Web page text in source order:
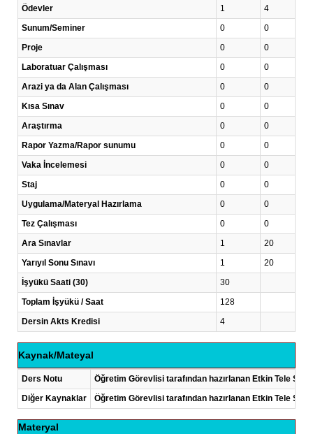
Ödevler
1 4
Sunum/Seminer
0 0
Proje
0 0
Laboratuar Çalışması
0 0
Arazi ya da Alan Çalışması
0 0
Kısa Sınav
0 0
Araştırma
0 0
Rapor Yazma/Rapor sunumu
0 0
Vaka İncelemesi
0 0
Staj
0 0
Uygulama/Materyal Hazırlama
0 0
Tez Çalışması
0 0
Ara Sınavlar
1 20
Yarıyıl Sonu Sınavı
1 20
İşyükü Saati (30)
30
Toplam İşyükü / Saat
128
Dersin Akts Kredisi
4
Kaynak/Mateyal
Ders Notu
Öğretim Görevlisi tarafından hazırlanan Etkin Tele
Diğer Kaynaklar
Öğretim Görevlisi tarafından hazırlanan Etkin Tele
Materyal